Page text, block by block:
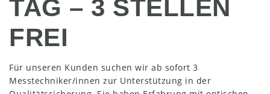
TAG – 3 STELLEN
FREI
Für unseren Kunden suchen wir ab sofort 3
Messtechniker/innen zur Unterstützung in der